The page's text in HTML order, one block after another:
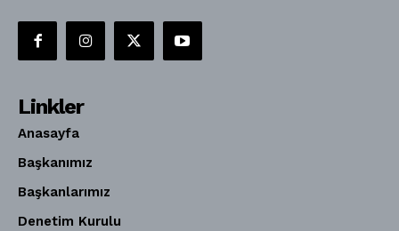
Linkler
Anasayfa
Başkanımız
Başkanlarımız
Denetim Kurulu